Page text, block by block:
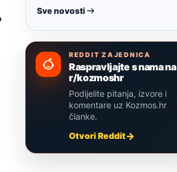
Sve novosti
REDDIT ZAJEDNICA
Raspravljajte s nama na
r/kozmoshr
Podijelite pitanja, izvore i
komentare uz Kozmos.hr
članke.
Otvori Reddit